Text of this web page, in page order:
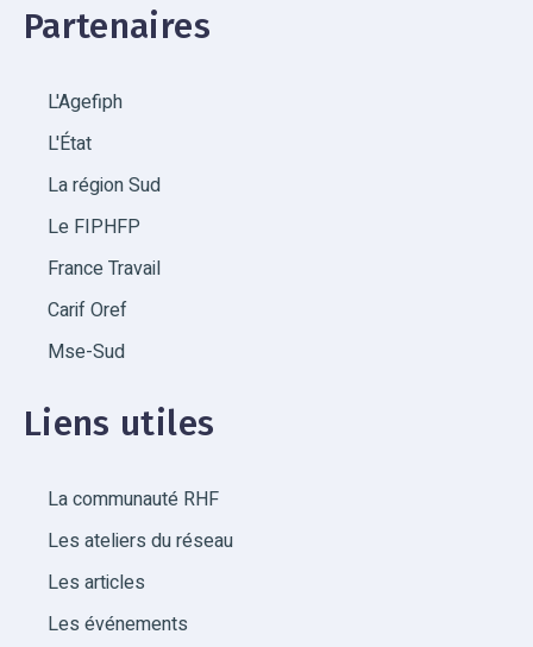
Partenaires
L'Agefiph
L'État
La région Sud
Le FIPHFP
France Travail
Carif Oref
Mse-Sud
Liens utiles
La communauté RHF
Les ateliers du réseau
Les articles
Les événements